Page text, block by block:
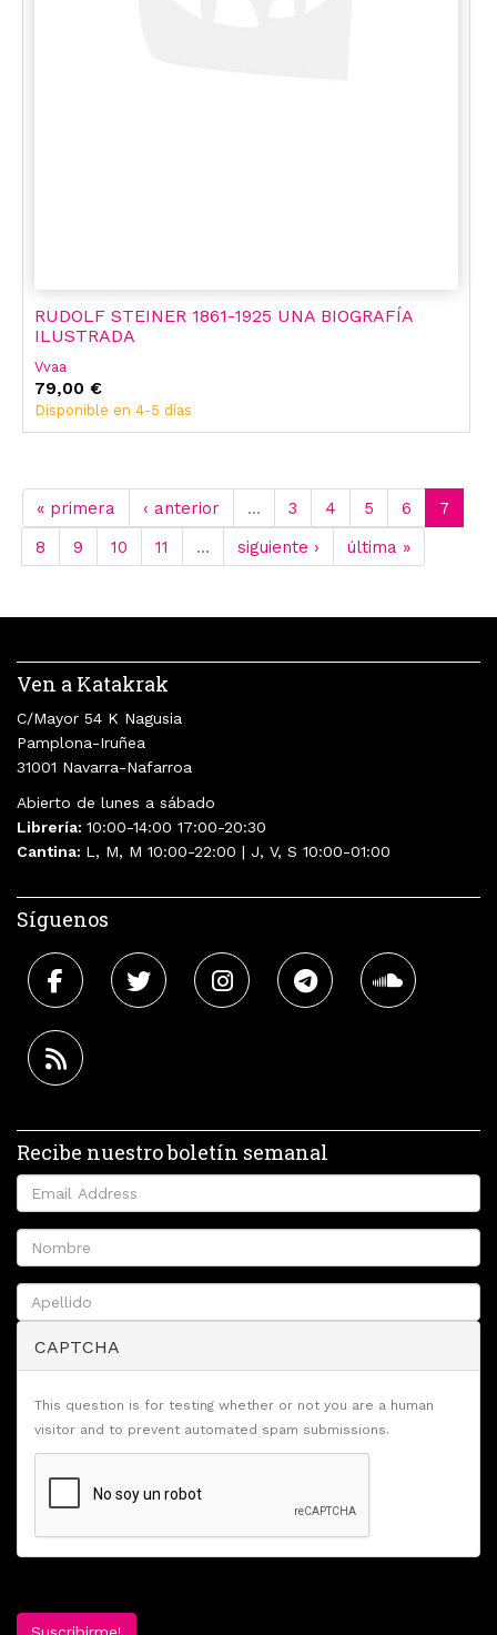
RUDOLF STEINER 1861-1925 UNA BIOGRAFÍA
ILUSTRADA
Vvaa
79,00 €
Disponible en 4-5 días
« primera ‹ anterior … 3 4 5 6
7
8
9 10 11 … siguiente › última »
Ven a Katakrak
C/Mayor 54 K Nagusia
Pamplona-Iruñea
31001 Navarra-Nafarroa
Abierto de lunes a sábado
Librería: 10:00-14:00 17:00-20:30
Cantina: L, M, M 10:00-22:00 | J, V, S 10:00-01:00
Síguenos
Recibe nuestro boletín semanal
CAPTCHA
This question is for testing whether or not you are a human
visitor and to prevent automated spam submissions.